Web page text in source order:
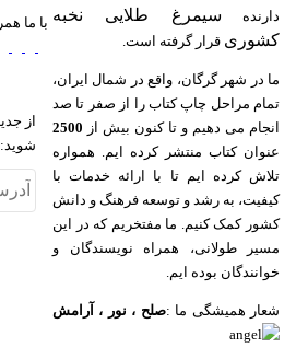
دارندهسیمرغ طلایی نخبه
کشوریقرار گرفته است.
ما در شهر گرگان، واقع در شمال ایران،
تمام مراحل چاپ کتاب را از صفر تا صد
انجام می دهیم و تا کنون بیش از2500
عنوان کتاب منتشر کرده ایم. همواره
تلاش کرده ایم تا با ارائه خدمات با
کیفیت، به رشد و توسعه فرهنگ و دانش
کشور کمک کنیم. ما مفتخریم که در این
مسیر طولانی، همراه نویسندگان و
خوانندگان بوده ایم.
شعار همیشگی ما : صلح ، نور ، آرامش
با ما همراه
از جدید
شوید: